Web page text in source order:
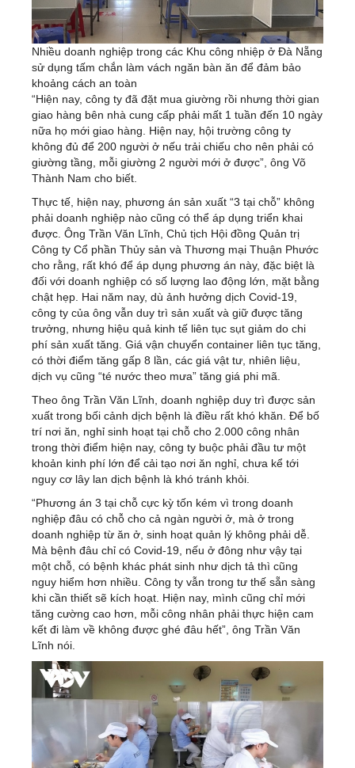
Nhiều doanh nghiệp trong các Khu công nhiệp ở Đà Nẵng
sử dụng tấm chắn làm vách ngăn bàn ăn để đảm bảo
khoảng cách an toàn
“Hiện nay, công ty đã đặt mua giường rồi nhưng thời gian
giao hàng bên nhà cung cấp phải mất 1 tuần đến 10 ngày
nữa họ mới giao hàng. Hiện nay, hội trường công ty
không đủ để 200 người ở nếu trải chiếu cho nên phải có
giường tầng, mỗi giường 2 người mới ở được”, ông Võ
Thành Nam cho biết.
Thực tế, hiện nay, phương án sản xuất “3 tại chỗ” không
phải doanh nghiệp nào cũng có thể áp dụng triển khai
được. Ông Trần Văn Lĩnh, Chủ tịch Hội đồng Quản trị
Công ty Cổ phần Thủy sản và Thương mại Thuận Phước
cho rằng, rất khó để áp dụng phương án này, đặc biệt là
đối với doanh nghiệp có số lượng lao động lớn, mặt bằng
chật hẹp. Hai năm nay, dù ảnh hưởng dịch Covid-19,
công ty của ông vẫn duy trì sản xuất và giữ được tăng
trưởng, nhưng hiệu quả kinh tế liên tục sụt giảm do chi
phí sản xuất tăng. Giá vận chuyển container liên tục tăng,
có thời điểm tăng gấp 8 lần, các giá vật tư, nhiên liệu,
dịch vụ cũng “té nước theo mưa” tăng giá phi mã.
Theo ông Trần Văn Lĩnh, doanh nghiệp duy trì được sản
xuất trong bối cảnh dịch bệnh là điều rất khó khăn. Để bố
trí nơi ăn, nghỉ sinh hoạt tại chỗ cho 2.000 công nhân
trong thời điểm hiện nay, công ty buộc phải đầu tư một
khoản kinh phí lớn để cải tạo nơi ăn nghỉ, chưa kể tới
nguy cơ lây lan dịch bệnh là khó tránh khỏi.
“Phương án 3 tại chỗ cực kỳ tốn kém vì trong doanh
nghiệp đâu có chỗ cho cả ngàn người ở, mà ở trong
doanh nghiệp từ ăn ở, sinh hoạt quản lý không phải dễ.
Mà bệnh đâu chỉ có Covid-19, nếu ở đông như vậy tại
một chỗ, có bệnh khác phát sinh như dịch tả thì cũng
nguy hiểm hơn nhiều. Công ty vẫn trong tư thế sẵn sàng
khi cần thiết sẽ kích hoạt. Hiện nay, mình cũng chỉ mới
tăng cường cao hơn, mỗi công nhân phải thực hiện cam
kết đi làm về không được ghé đâu hết”, ông Trần Văn
Lĩnh nói.